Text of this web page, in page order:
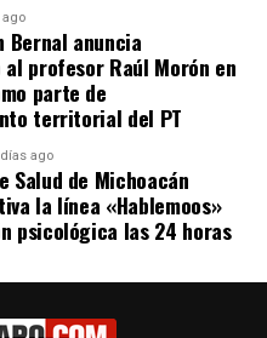
Rentería, miembro de
la galardonada ha ido
preocupada por las
víctimas de maltrato y
para ayudarlas.
también presentes
García.
ago
Bernal anuncia
profesor Raúl Morón en
parte de
territorial del PT
ago
Salud de Michoacán
la línea «Hablemoos»
psicológica las 24 horas